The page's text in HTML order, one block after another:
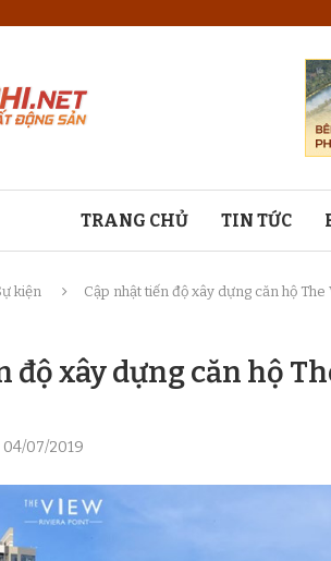
TRANG CHỦ TIN TỨC
kiện Cập nhật tiến độ xây dựng căn hộ
độ xây dựng căn hộ
04/07/2019